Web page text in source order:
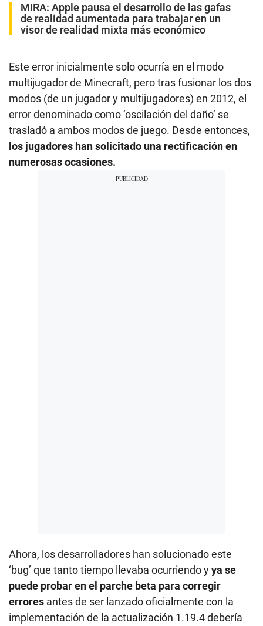
MIRA: Apple pausa el desarrollo de las gafas
de realidad aumentada para trabajar en un
visor de realidad mixta más económico
Este error inicialmente solo ocurría en el modo
multijugador de Minecraft, pero tras fusionar los dos
modos (de un jugador y multijugadores) en 2012, el
error denominado como ‘oscilación del daño’ se
trasladó a ambos modos de juego. Desde entonces,
los jugadores han solicitado una rectificación en
numerosas ocasiones.
Ahora, los desarrolladores han solucionado este
‘bug’ que tanto tiempo llevaba ocurriendo yya se
puede probar en el parche beta para corregir
errores antes de ser lanzado oficialmente con la
implementación de la actualización 1.19.4 debería